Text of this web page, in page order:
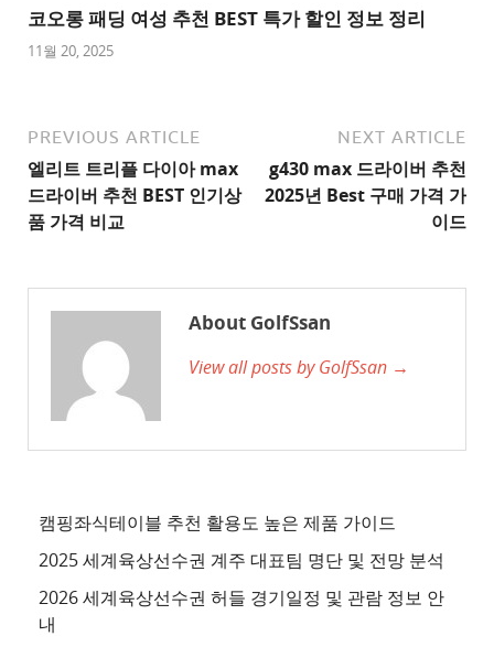
트
1
사
이
트
2
천
이
추
코오롱 패딩 여성 추천 BEST 특가 할인 정보 정리
11월 20, 2025
PREVIOUS ARTICLE
엘리트 트리플 다이아 max
드라이버 추천 BEST 인기상
품 가격 비교
NEXT ARTICLE
g430 max 드라이버 추천
2025년 Best 구매 가격 가
이드
About GolfSsan
View all posts by GolfSsan →
캠핑좌식테이블 추천 활용도 높은 제품 가이드
2025 세계육상선수권 계주 대표팀 명단 및 전망 분석
2026 세계육상선수권 허들 경기일정 및 관람 정보 안
내